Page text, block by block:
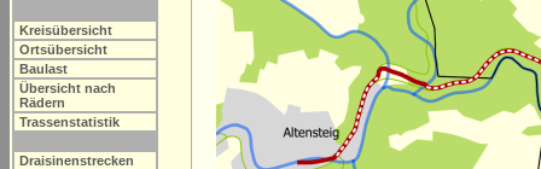
Kreisübersicht
Ortsübersicht
Baulast
Übersicht nach
Rädern
Trassenstatistik
Draisinenstrecken